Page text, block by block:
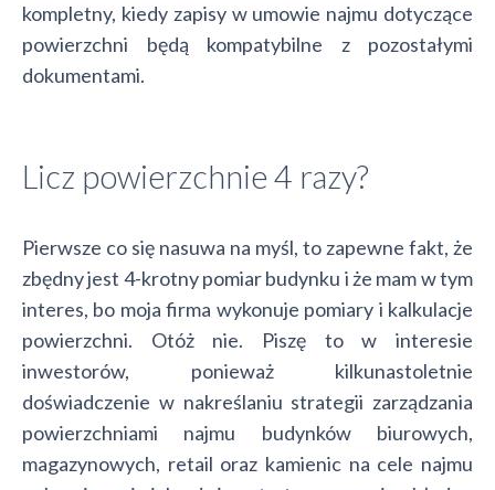
kompletny, kiedy zapisy w umowie najmu dotyczące
powierzchni będą kompatybilne z pozostałymi
dokumentami.
Licz powierzchnie 4 razy?
Pierwsze co się nasuwa na myśl, to zapewne fakt, że
zbędny jest 4-krotny pomiar budynku i że mam w tym
interes, bo moja firma wykonuje pomiary i kalkulacje
powierzchni. Otóż nie. Piszę to w interesie
inwestorów, ponieważ kilkunastoletnie
doświadczenie w nakreślaniu strategii zarządzania
powierzchniami najmu budynków biurowych,
magazynowych, retail oraz kamienic na cele najmu